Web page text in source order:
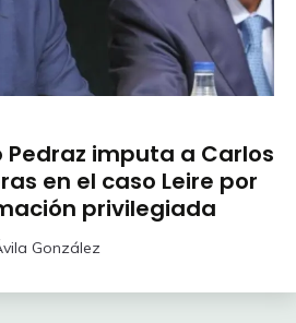
Pedraz imputa a Carlos
en el caso Leire por
privilegiada
González